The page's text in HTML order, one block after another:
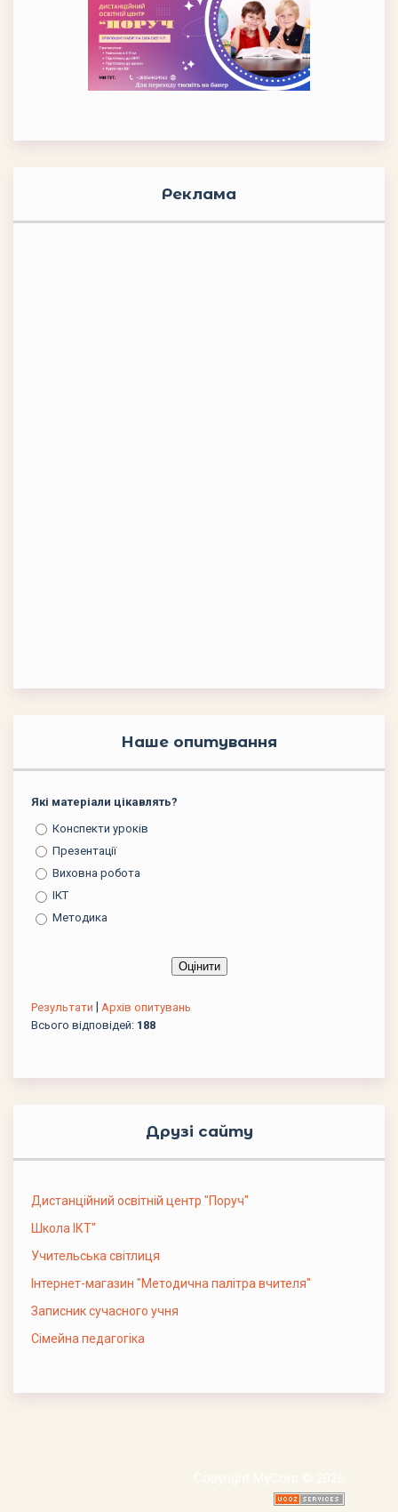
Реклама
Наше опитування
Які матеріали цікавлять?
Конспекти уроків
Презентації
Виховна робота
ІКТ
Методика
Результати
Архів опитувань
Всього відповідей: 188
Друзі сайту
Дистанційний освітній центр "Поруч"
Школа ІКТ"
Учительська світлиця
Інтернет-магазин "Методична палітра вчителя"
Записник сучасного учня
Сімейна педагогіка